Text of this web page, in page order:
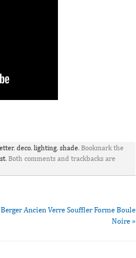
, deco, lighting, shade. Bookmark the
. Both comments and trackbacks are
Ancien Verre Souffler Forme Boule
Noire »